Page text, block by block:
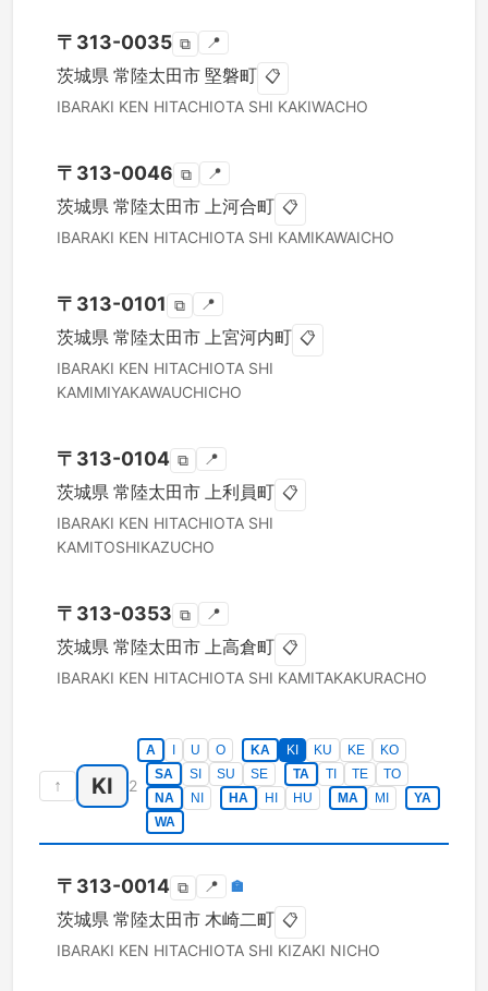
〒 313-0035 ⧉ 📍
茨城県 常陸太田市 堅磐町 📋
IBARAKI KEN HITACHIOTA SHI KAKIWACHO
〒 313-0046 ⧉ 📍
茨城県 常陸太田市 上河合町 📋
IBARAKI KEN HITACHIOTA SHI KAMIKAWAICHO
〒 313-0101 ⧉ 📍
茨城県 常陸太田市 上宮河内町 📋
IBARAKI KEN HITACHIOTA SHI
KAMIMIYAKAWAUCHICHO
〒 313-0104 ⧉ 📍
茨城県 常陸太田市 上利員町 📋
IBARAKI KEN HITACHIOTA SHI
KAMITOSHIKAZUCHO
〒 313-0353 ⧉ 📍
茨城県 常陸太田市 上高倉町 📋
IBARAKI KEN HITACHIOTA SHI KAMITAKAKURACHO
↑ KI 2
A U O KA KI KU KE
KO
SA
SI SU SE TA TI TE
TO
NA
NI HA HI HU MA MI
YA
WA
〒 313-0014 ⧉ 📍 🏣
茨城県 常陸太田市 木崎二町 📋
IBARAKI KEN HITACHIOTA SHI KIZAKI NICHO